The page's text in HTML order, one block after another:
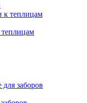
к теплицам
заборов